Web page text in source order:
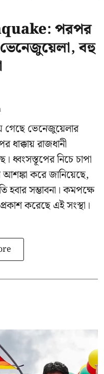
পরপর
বহু
গেছেভেনেজুয়েলার
ধাক্কায় রাজধানী
ধ্বংসস্তূপের নিচে চাপা
করে জানিয়েছে,
হবার সম্ভাবনা। কমপক্ষে
করেছে এই সংস্থা।